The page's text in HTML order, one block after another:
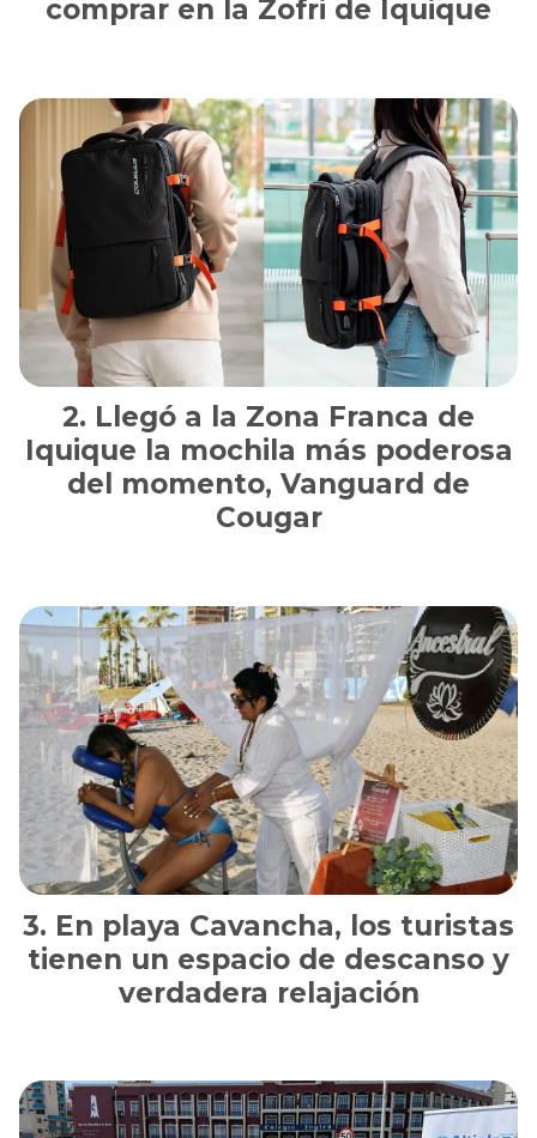
comprar en la Zofri de Iquique
Llegó a la Zona Franca de
Iquique la mochila más poderosa
del momento, Vanguard de
Cougar
En playa Cavancha, los turistas
tienen un espacio de descanso y
verdadera relajación